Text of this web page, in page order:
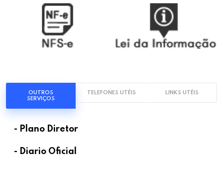
OUTROS
SERVIÇOS
TELEFONES UTÉIS LINKS UTÉIS
- Plano Diretor
- Diario Oficial